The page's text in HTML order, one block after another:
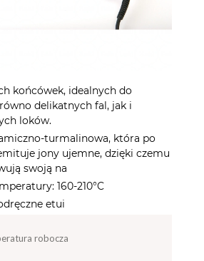
końcówek, idealnych do
delikatnych fal, jak i
loków.
turmalinowa, która po
jony ujemne, dzięki czemu
swoją na
160-210°C
etui
robocza